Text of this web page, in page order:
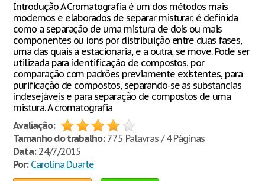
Introdução A Cromatografia é um dos métodos mais
modernos e elaborados de separar misturar, é definida
como a separação de uma mistura de dois ou mais
componentes ou íons por distribuição entre duas fases,
uma das quais a estacionaria, e a outra, se move. Pode ser
utilizada para identificação de compostos, por
comparação com padrões previamente existentes, para
purificação de compostos, separando-se as substancias
indesejáveis e para separação de compostos de uma
mistura. A cromatografia
Avaliação:
Tamanho do trabalho:775 Palavras / 4 Páginas
Data:24/7/2015
Por: Carolina Duarte